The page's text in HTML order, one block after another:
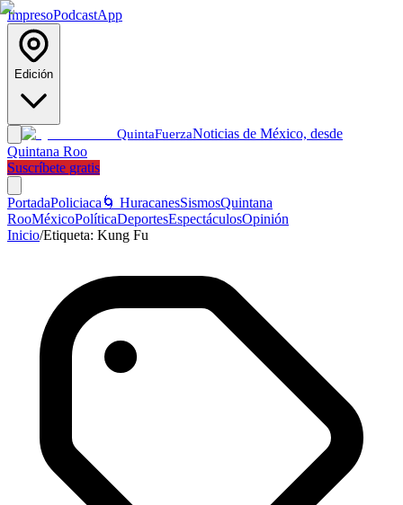
ImpresoPodcastApp
Edición
QuintaFuerzaNoticias de México, desde
Quintana Roo
Suscríbete gratis
PortadaPoliciaca 🌀 HuracanesSismosQuintana
RooMéxicoPolíticaDeportesEspectáculosOpinión
Inicio/Etiqueta: Kung Fu